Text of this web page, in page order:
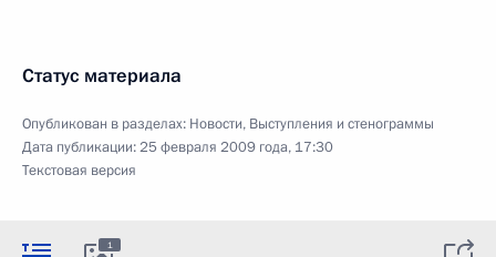
Статус материала
Опубликован в разделах: Новости, Выступления и стенограммы
Дата публикации:25 февраля 2009 года, 17:30
Текстовая версия
1